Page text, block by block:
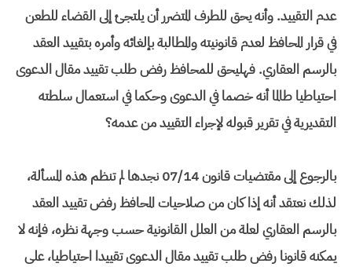
عدم التقييد. وأنه يحق للطرف المتضرر أن يلتجئ إلى القضاء للطعن
في قرار المحافظ لعدم قانونيته والمطالبة بإلغائه وأمره بتقييد العقد
بالرسم العقاري. فهليحق للمحافظ رفض طلب تقييد مقال الدعوى
احتياطيا طالما أنه خصما في الدعوى وحكما في استعمال سلطته
التقديرية في تقرير قبوله لإجراء التقييد من عدمه؟
بالرجوع إلى مقتضيات قانون 07/14 نجدها لم تنظم هذه المسألة،
لذلك نعتقد أنه إذا كان من صلاحيات المحافظ رفض تقييد العقد
بالرسم العقاري لعلة من العلل القانونية حسب وجهة نظره، فإنه لا
يمكنه قانونا رفض طلب تقييد مقال الدعوى تقييدا احتياطيا، على